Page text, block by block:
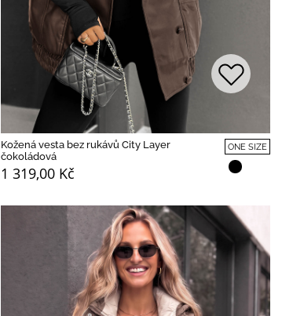
Kožená vesta bez rukávů City Layer
čokoládová
1 319,00 Kč
ONE SIZE